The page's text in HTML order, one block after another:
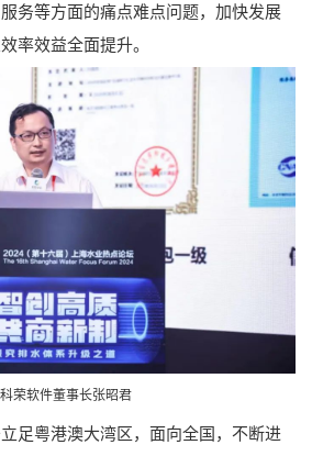
务等方面的痛点难点问题，加快发展
率效益全面提升。
科荣软件董事长张昭君
足粤港澳大湾区，面向全国，不断进